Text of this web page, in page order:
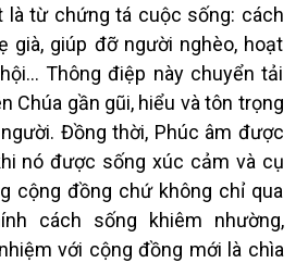
là từ chứng tá cuộc sống: cách
già, giúp đỡ người nghèo, hoạt
Thông điệp này chuyển tải
Chúa gần gũi, hiểu và tôn trọng
Đồng thời, Phúc âm được
nó được sống xúc cảm và cụ
cộng đồng chứ không chỉ qua
cách sống khiêm nhường,
với cộng đồng mới là chìa